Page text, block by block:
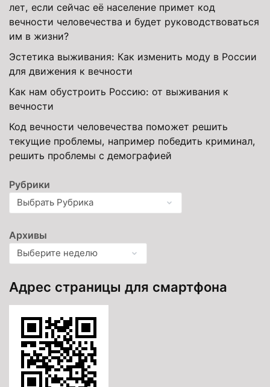
лет, если сейчас её население примет код
вечности человечества и будет руководствоваться
им в жизни?
Эстетика выживания: Как изменить моду в России
для движения к вечности
Как нам обустроить Россию: от выживания к
вечности
Код вечности человечества поможет решить
текущие проблемы, например победить криминал,
решить проблемы с демографией
Рубрики
Архивы
Адрес страницы для смартфона